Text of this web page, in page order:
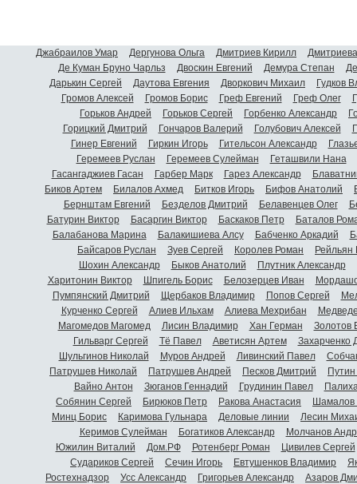
Джабраилов Умар Дергунова Ольга Дмитриев Кирилл
Де Куман Бруно Чарльз
Двоскин Евгений Демура Степан
Дарькин Сергей
Даутова Евгения Дворкович Михаил
Гудков
Громов Алексей
Громов Борис Греф Евгений Греф Олег
Горьков Андрей
Горьков Сергей Горбенко Александр
Горицкий Дмитрий
Гончаров Валерий Голубович Алексей
Гинер Евгений
Гиркин Игорь Гительсон Александр
Геремеев Руслан
Геремеев Сулейман
Геташвили Нана
Гасангаджиев Гасан
Гарбер Марк Гарез Александр
Биков Артем
Билалов Ахмед Битков Игорь Бифов Анатолий
Бернштам Евгений
Безделов Дмитрий Белавенцев Олег
Батурин Виктор
Басаргин Виктор Баскаков Петр
Баталов
Балабанова Марина
Балакишиева Алсу Бабченко Аркадий
Байсаров Руслан
Зуев Сергей Королев Роман
Шохин Александр
Быков Анатолий Плутник Александр
Харитонин Виктор
Шпигель Борис Белозерцев Иван
Пумпянский Дмитрий
Щербаков Владимир Попов Сергей
Курченко Сергей
Алиев Ильхам Алиева Мехрибан
Магомедов Магомед
Лисин Владимир Хан Герман
Золотов
Гильварг Сергей
Тё Павел Аветисян Артем
Захарченко
Шульгинов Николай
Муров Андрей Ливинский Павел
Патрушев Николай
Патрушев Андрей Песков Дмитрий
Вайно Антон
Зюганов Геннадий Грудинин Павел
Собянин Сергей
Бирюков Петр Ракова Анастасия
Шамалов
Минц Борис
Каримова Гульнара Деловые линии
Лесин
Керимов Сулейман
Богатиков Александр
Молчанов
Южилин Виталий
Дом.РФ Ротенберг Роман
Цивилев Сергей
Судариков Сергей
Сечин Игорь Евтушенков Владимир
Ростехнадзор
Усс Александр Григорьев Александр
Азаров